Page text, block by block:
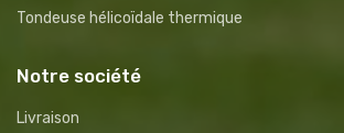
Tondeuse hélicoïdale thermique
Notre société
Livraison